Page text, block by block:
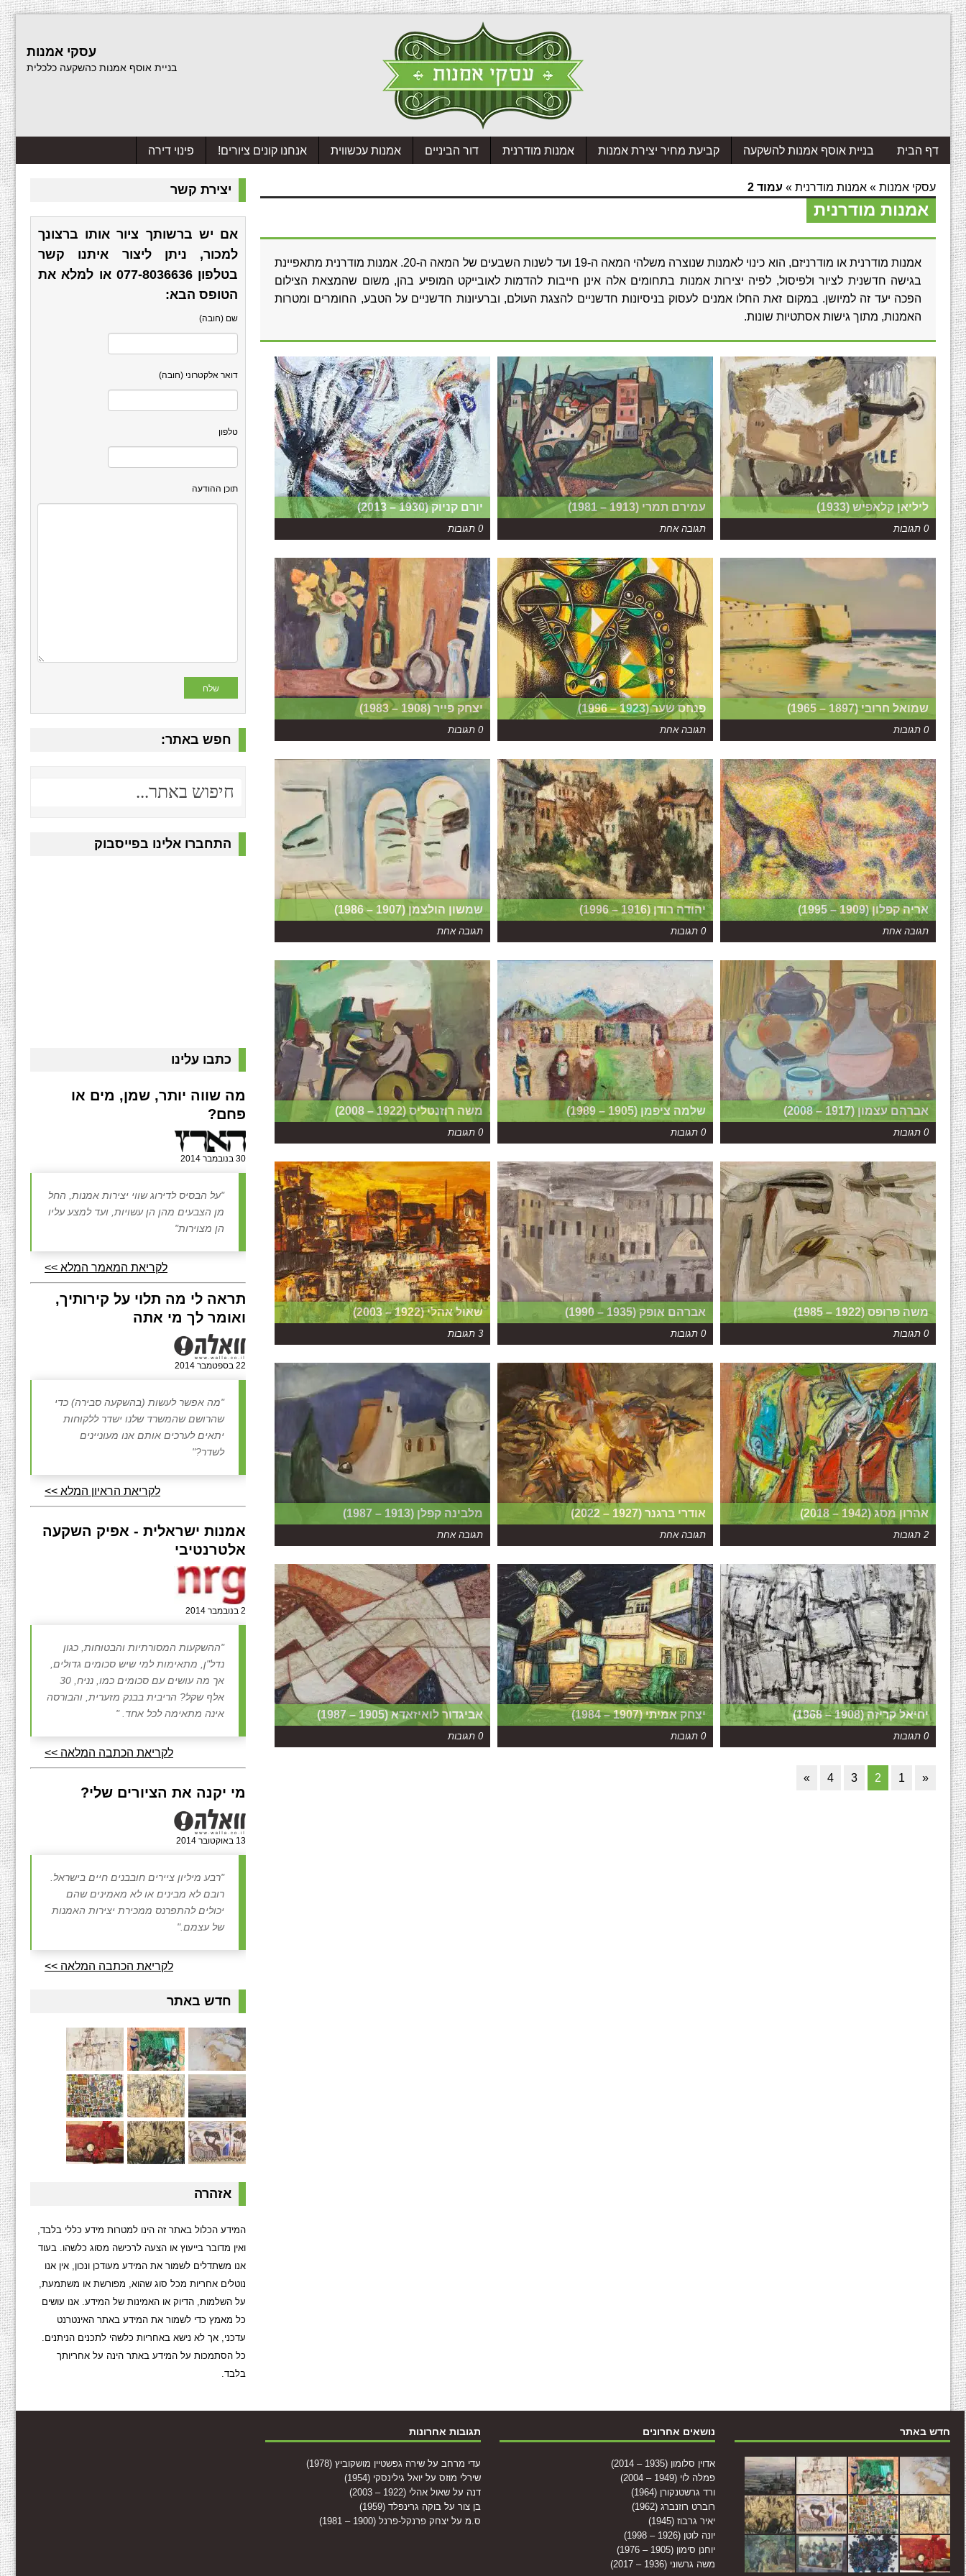
עסקי אמנות
בניית אוסף אמנות כהשקעה כלכלית
דף הבית בניית אוסף אמנות להשקעה קביעת מחיר יצירת אמנות אמנות מודרנית דור הביניים אמנות עכשווית אנחנו קונים ציורים! פינוי דירה
עסקי אמנות » אמנות מודרנית » עמוד 2
אמנות מודרנית
אמנות מודרנית או מודרניזם, הוא כינוי לאמנות שנוצרה משלהי המאה ה-19 ועד לשנות השבעים של המאה ה-20. אמנות מודרנית מתאפיינת
בגישה חדשנית לציור ולפיסול, לפיה יצירות אמנות בתחומים אלה אינן חייבות להדמות לאובייקט המופיע בהן, משום שהמצאת הצילום
הפכה יעד זה למיושן. במקום זאת החלו אמנים לעסוק בניסיונות חדשניים להצגת העולם, וברעיונות חדשניים על הטבע, החומרים ומטרות
האמנות, מתוך גישות אסתטיות שונות.
ליליאן קלאפיש (1933)
0 תגובות
עמירם תמרי (1913 – 1981)
תגובה אחת
יורם קניוק (1930 – 2013)
0 תגובות
שמואל חרובי (1897 – 1965)
0 תגובות
פנחס שער (1923 – 1996)
תגובה אחת
יצחק פייר (1908 – 1983)
0 תגובות
אריה קפלון (1909 – 1995)
תגובה אחת
יהודה רודן (1916 – 1996)
0 תגובות
שמשון הולצמן (1907 – 1986)
תגובה אחת
אברהם עצמון (1917 – 2008)
0 תגובות
שלמה ציפמן (1905 – 1989)
0 תגובות
משה רוזנטליס (1922 – 2008)
0 תגובות
משה פרופס (1922 – 1985)
0 תגובות
אברהם אופק (1935 – 1990)
0 תגובות
שאול אהלי (1922 – 2003)
3 תגובות
אהרון מסג (1942 – 2018)
2 תגובות
אודרי ברגנר (1927 – 2022)
תגובה אחת
מלבינה קפלן (1913 – 1987)
תגובה אחת
יחיאל קריזה (1908 – 1968)
0 תגובות
יצחק אמיתי (1907 – 1984)
0 תגובות
אביגדור לואיזאדא (1905 – 1987)
0 תגובות
«
1
2
3
4
»
יצירת קשר
אם יש ברשותך ציור אותו ברצונך
למכור, ניתן ליצור איתנו קשר
בטלפון077-8036636 או למלא את
הטופס הבא:
שם (חובה)
דואר אלקטרוני (חובה)
טלפון
תוכן ההודעה
חפש באתר:
התחברו אלינו בפייסבוק
כתבו עלינו
מה שווה יותר, שמן, מים או
פחם?
30 בנובמבר 2014
"על הבסיס לדירוג שווי יצירות אמנות, החל
מן הצבעים מהן הן עשויות, ועד למצע עליו
הן מצוירות"
לקריאת המאמר המלא >>
תראה לי מה תלוי על קירותיך,
ואומר לך מי אתה
22 בספטמבר 2014
"מה אפשר לעשות (בהשקעה סבירה) כדי
שהרושם שהמשרד שלנו ישדר ללקוחות
יתאים לערכים אותם אנו מעוניינים
לשדר?"
לקריאת הראיון המלא >>
אמנות ישראלית - אפיק השקעה
אלטרנטיבי
2 בנובמבר 2014
"ההשקעות המסורתיות והבטוחות, כגון
נדל"ן, מתאימות למי שיש סכומים גדולים,
אך מה עושים עם סכומים כמו, נניח, 30
אלף שקל? הריבית בבנק מזערית, והבורסה
אינה מתאימה לכל אחד. "
לקריאת הכתבה המלאה >>
מי יקנה את הציורים שלי?
13 באוקטובר 2014
"רבע מיליון ציירים חובבנים חיים בישראל.
רובם לא מבינים או לא מאמינים שהם
יכולים להתפרנס ממכירת יצירות האמנות
של עצמם."
לקריאת הכתבה המלאה >>
חדש באתר
אזהרה
המידע הכלול באתר זה הינו למטרות מידע כללי בלבד,
ואין מדובר בייעוץ או הצעה לרכישה מסוג כלשהו. בעוד
אנו משתדלים לשמור את המידע מעודכן ונכון, אין אנו
נוטלים אחריות מכל סוג שהוא, מפורשת או משתמעת,
על השלמות, הדיוק או האמינות של המידע. אנו עושים
כל מאמץ כדי לשמור את המידע באתר האינטרנט
עדכני, אך לא נישא באחריות כלשהי לתכנים הניתנים.
כל הסתמכות על המידע באתר הינה על אחריותך
בלבד.
חדש באתר נושאים אחרונים
אדוין סלומון (1935 – 2014)
פמלה לוי (1949 – 2004)
ורד גרשטנקורן (1964)
רוברט רוזנברג (1962)
יאיר גרבוז (1945)
יונה לוטן (1926 – 1998)
יוחנן סימון (1905 – 1976)
משה גרשוני (1936 – 2017)
תגובות אחרונות
עדי מרחב עלשירה גפשטיין מושקוביץ (1978)
שירלי מוזס עליואל גילינסקי (1954)
דנה עלשאול אהלי (1922 – 2003)
בן צור על בוקה גרינפלד (1959)
ס.מ עליצחק פרנקל-פרנל (1900 – 1981)